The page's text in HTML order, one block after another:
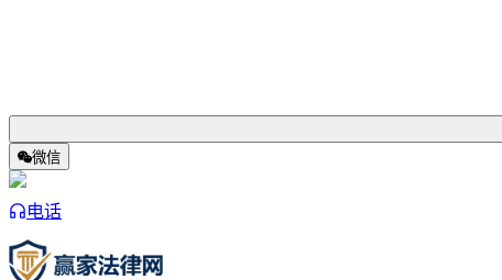
微信
电话